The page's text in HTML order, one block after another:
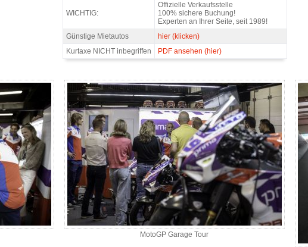
WICHTIG:
Offizielle Verkaufsstelle
100% sichere Buchung!
Experten an Ihrer Seite, seit 1989!
Günstige Mietautos
hier (klicken)
Kurtaxe NICHT inbegriffen
PDF ansehen (hier)
MotoGP Garage Tour